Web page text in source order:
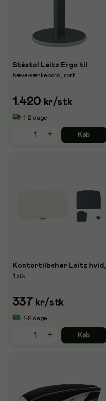
Ståstol Leitz Ergo til
hæve-sænkebord, sort
1.420 kr/stk
1-2 dage
Køb
Kontortilbehør Leitz hvid,
1 stk
337 kr/stk
1-2 dage
Køb